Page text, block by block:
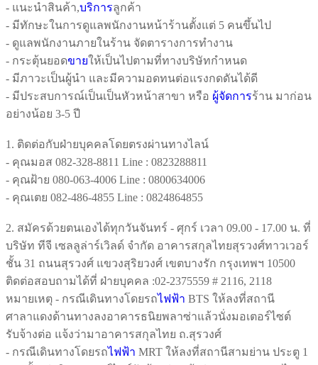
- แนะนําสินค้า,บริการลูกค้า
- มีทักษะในการดูแลพนักงานหน้าร้านตั้งแต่ 5 คนขึ้นไป
- ดูแลพนักงานภายในร้าน จัดตารางการทํางาน
- กระตุ้นยอดขายให้เป็นไปตามที่ทางบริษัทกําหนด
- มีภาวะเป็นผู้นํา และมีความอดทนต่อแรงกดดันได้ดี
- มีประสบการณ์เป็นเป็นหัวหน้าสาขา หรือ ผู้จัดการร้าน มาก่อน
อย่างน้อย 3-5 ปี
1. ติดต่อกับฝ่ายบุคคลโดยตรงผ่านทางไลน์
- คุณมอส 082-328-8811 Line : 0823288811
- คุณฝ้าย 080-063-4006 Line : 0800634006
- คุณเตย 082-486-4855 Line : 0824864855
2. สมัครด้วยตนเองได้ทุกวันจันทร์ - ศุกร์ เวลา 09.00 - 17.00 น. ที่
บริษัท ทีจี เซลลูล่าร์เวิลด์ จำกัด อาคารสกุลไทยสุรวงศ์ทาวเวอร์
ชั้น 31 ถนนสุรวงศ์ แขวงสุริยวงศ์ เขตบางรัก กรุงเทพฯ 10500
ติดต่อสอบถามได้ที่ ฝ่ายบุคคล :02-2375559 # 2116, 2118
หมายเหตุ - กรณีเดินทางโดยรถไฟฟ้า BTS ให้ลงที่สถานี
ศาลาแดงด้านทางลงอาคารธนิยพลาซ่าแล้วนั่งมอเตอร์ไซต์
รับจ้างต่อ แจ้งว่ามาอาคารสกุลไทย ถ.สุรวงศ์
- กรณีเดินทางโดยรถไฟฟ้า MRT ให้ลงที่สถานีสามย่าน ประตู 1